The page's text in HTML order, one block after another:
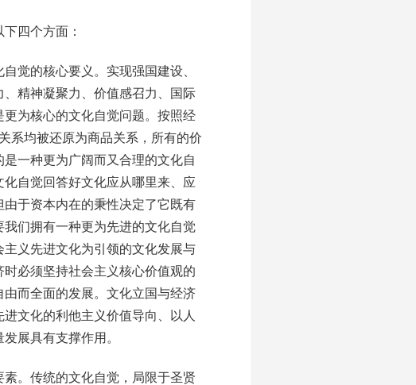
四个方面：
觉的核心要义。实现强国建设、
精神凝聚力、价值感召力、国际
为核心的文化自觉问题。按照经
系均被还原为商品关系，所有的价
一种更为广阔而又合理的文化自
自觉回答好文化应从哪里来、应
于资本内在的秉性决定了它既有
们拥有一种更为先进的文化自觉
义先进文化为引领的文化发展与
必须坚持社会主义核心价值观的
而全面的发展。文化立国与经济
文化的利他主义价值导向、以人
展具有支撑作用。
。传统的文化自觉，局限于圣贤